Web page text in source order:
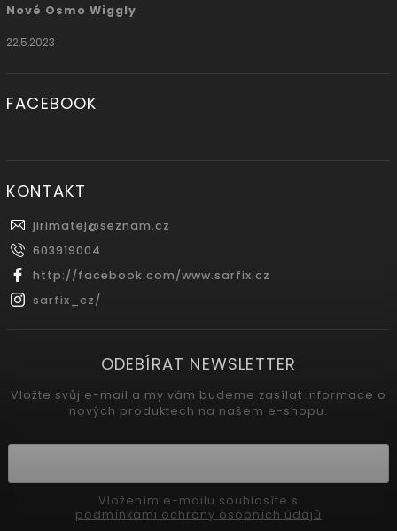
Nové Osmo Wiggly
22.5.2023
FACEBOOK
KONTAKT
jirimatej@seznam.cz
603919004
http://facebook.com/www.sarfix.cz
sarfix_cz/
ODEBÍRAT NEWSLETTER
Vložte svůj e-mail a my vám budeme zasílat informace o
nových produktech na našem e-shopu.
podmínkami ochrany osobních údajů